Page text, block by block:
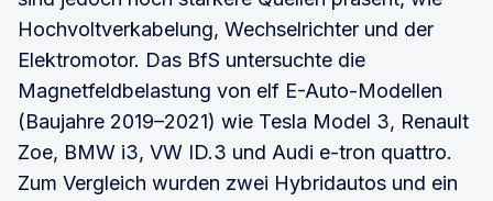
Hochvoltverkabelung, Wechselrichter und der
Elektromotor. Das BfS untersuchte die
Magnetfeldbelastung von elf E-Auto-Modellen
(Baujahre 2019–2021) wie Tesla Model 3, Renault
Zoe, BMW i3, VW ID.3 und Audi e-tron quattro.
Zum Vergleich wurden zwei Hybridautos und ein